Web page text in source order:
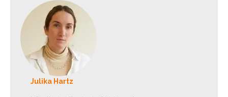
Julika Hartz